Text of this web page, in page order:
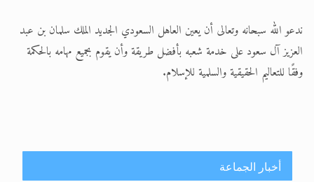
ندعو الله سبحانه وتعالى أن يعين العاهل السعودي الجديد الملك سلمان بن عبد
العزيز آل سعود على خدمة شعبه بأفضل طريقة وأن يقوم بجميع مهامه بالحكمة
وفقًا للتعاليم الحقيقية والسلمية للإسلام.
أخبار الجماعة